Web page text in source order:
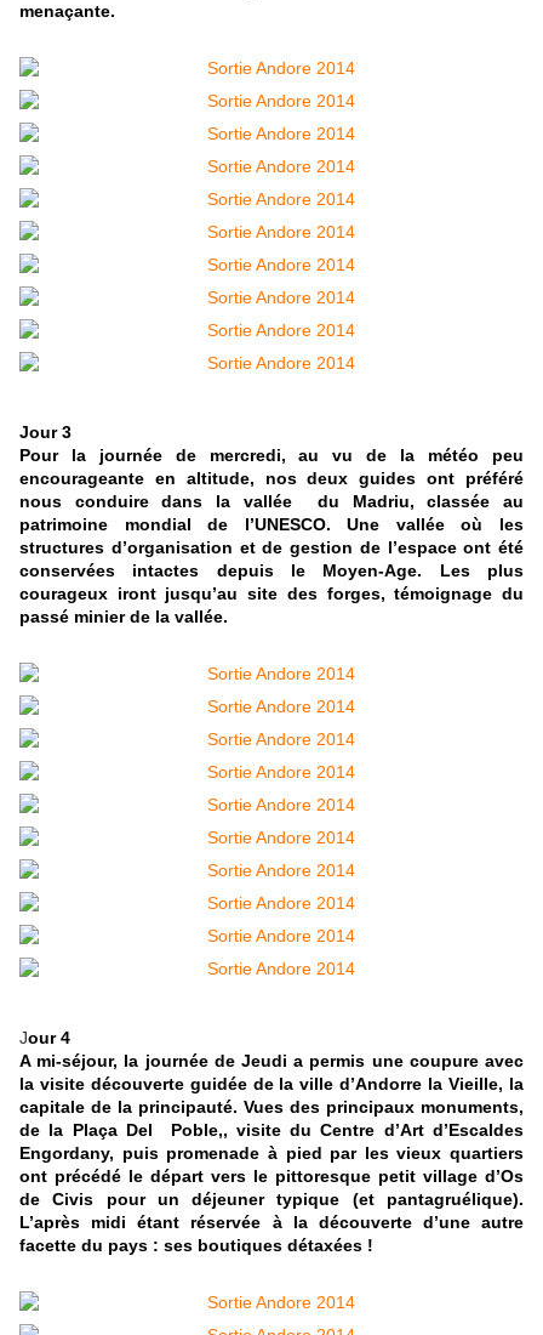
menaçante.
Jour 3
Pour la journée de mercredi, au vu de la météo peu
encourageante en altitude, nos deux guides ont préféré
nous conduire dans la vallée du Madriu, classée au
patrimoine mondial de l’UNESCO. Une vallée où les
structures d’organisation et de gestion de l’espace ont été
conservées intactes depuis le Moyen-Age. Les plus
courageux iront jusqu’au site des forges, témoignage du
passé minier de la vallée.
Jour 4
A mi-séjour, la journée de Jeudi a permis une coupure avec
la visite découverte guidée de la ville d’Andorre la Vieille, la
capitale de la principauté. Vues des principaux monuments,
de la Plaça Del Poble,, visite du Centre d’Art d’Escaldes
Engordany, puis promenade à pied par les vieux quartiers
ont précédé le départ vers le pittoresque petit village d’Os
de Civis pour un déjeuner typique (et pantagruélique).
L’après midi étant réservée à la découverte d’une autre
facette du pays : ses boutiques détaxées !